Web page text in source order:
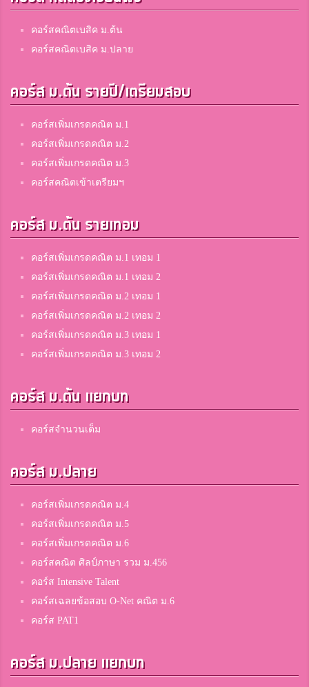
คอร์สคณิตเบสิค ม.ต้น
คอร์สคณิตเบสิค ม.ปลาย
คอร์ส ม.ต้น รายปี/เตรียมสอบ
คอร์สเพิ่มเกรดคณิต ม.1
คอร์สเพิ่มเกรดคณิต ม.2
คอร์สเพิ่มเกรดคณิต ม.3
คอร์สคณิตเข้าเตรียมฯ
คอร์ส ม.ต้น รายเทอม
คอร์สเพิ่มเกรดคณิต ม.1 เทอม 1
คอร์สเพิ่มเกรดคณิต ม.1 เทอม 2
คอร์สเพิ่มเกรดคณิต ม.2 เทอม 1
คอร์สเพิ่มเกรดคณิต ม.2 เทอม 2
คอร์สเพิ่มเกรดคณิต ม.3 เทอม 1
คอร์สเพิ่มเกรดคณิต ม.3 เทอม 2
คอร์ส ม.ต้น แยกบท
คอร์สจำนวนเต็ม
คอร์ส ม.ปลาย
คอร์สเพิ่มเกรดคณิต ม.4
คอร์สเพิ่มเกรดคณิต ม.5
คอร์สเพิ่มเกรดคณิต ม.6
คอร์สคณิต ศิลป์ภาษา รวม ม.456
คอร์ส Intensive Talent
คอร์สเฉลยข้อสอบ O-Net คณิต ม.6
คอร์ส PAT1
คอร์ส ม.ปลาย แยกบท